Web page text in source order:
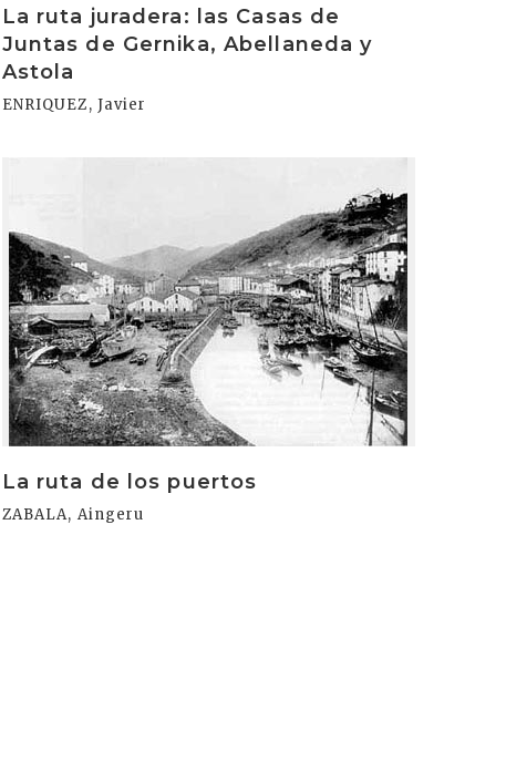
La ruta juradera: las Casas de
Juntas de Gernika, Abellaneda y
Astola
ENRIQUEZ, Javier
La ruta de los puertos
ZABALA, Aingeru